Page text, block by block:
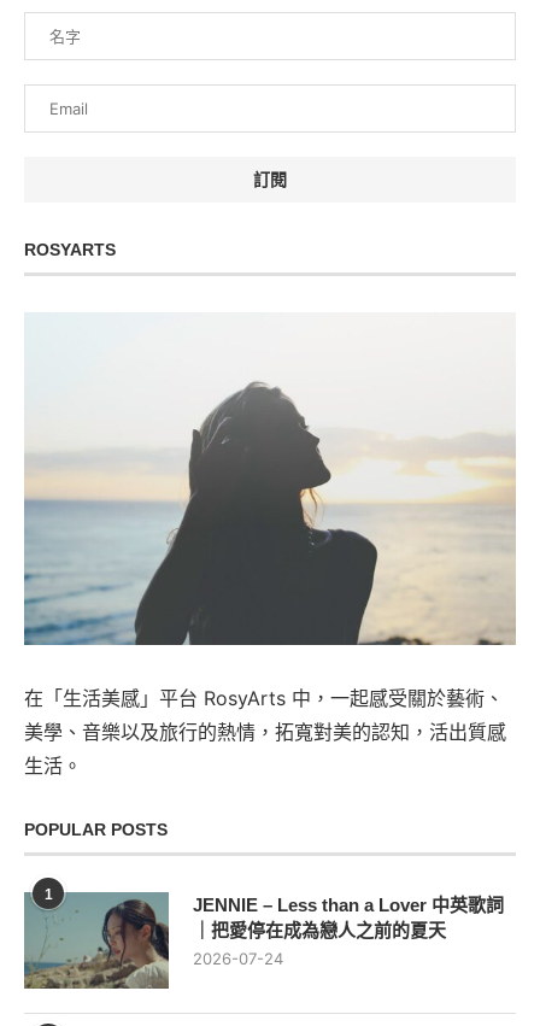
ROSYARTS
在「生活美感」平台 RosyArts 中，一起感受關於藝術、
美學、音樂以及旅行的熱情，拓寬對美的認知，活出質感
生活。
POPULAR POSTS
1
JENNIE – Less than a Lover 中英歌詞
｜把愛停在成為戀人之前的夏天
2026-07-24